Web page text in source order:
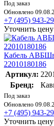
Под заказ
Обновлено
+7 (495) 943-
Уточнить цену
Кабель
22010180186
Артикул:
Бренд:
Под заказ
Обновлено
+7 (495) 943-
Уточнить цену